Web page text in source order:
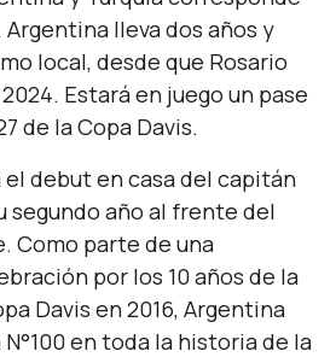
Argentina lleva dos años y
local, desde que Rosario
Estará en juego un pase
de la Copa Davis.
debut en casa del capitán
segundo año al frente del
Como parte de una
por los 10 años de la
Davis en 2016, Argentina
en toda la historia de la